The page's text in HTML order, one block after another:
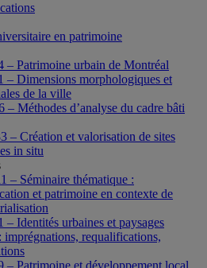
en patrimoine
– Patrimoine urbain de Montréal
– Dimensions morphologiques et
de la ville
– Méthodes d’analyse du cadre bâti
– Création et valorisation de sites
in situ
– Séminaire thématique :
et patrimoine en contexte de
– Identités urbaines et paysages
imprégnations, requalifications,
– Patrimoine et développement local